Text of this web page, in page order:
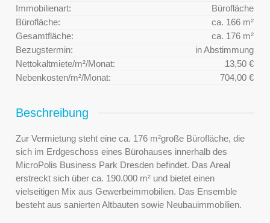
Immobilienart:
Bürofläche
Bürofläche:
ca. 166 m²
Gesamtfläche:
ca. 176 m²
Bezugstermin:
in Abstimmung
Nettokaltmiete/m²/Monat:
13,50 €
Nebenkosten/m²/Monat:
704,00 €
Beschreibung
Zur Vermietung steht eine ca. 176 m²große Bürofläche, die
sich im Erdgeschoss eines Bürohauses innerhalb des
MicroPolis Business Park Dresden befindet. Das Areal
erstreckt sich über ca. 190.000 m² und bietet einen
vielseitigen Mix aus Gewerbeimmobilien. Das Ensemble
besteht aus sanierten Altbauten sowie Neubauimmobilien.